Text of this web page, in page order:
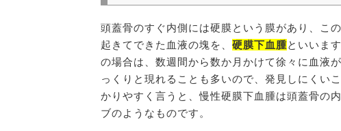
頭蓋骨のすぐ内側には硬膜という膜があり、こ
起きてできた血液の塊を、 硬膜下血腫といいま
の場合は、数週間から数か月かけて徐々に血液
っくりと現れることも多いので、発見しにくい
かりやすく言うと、慢性硬膜下血腫は頭蓋骨の
ブのようなものです。